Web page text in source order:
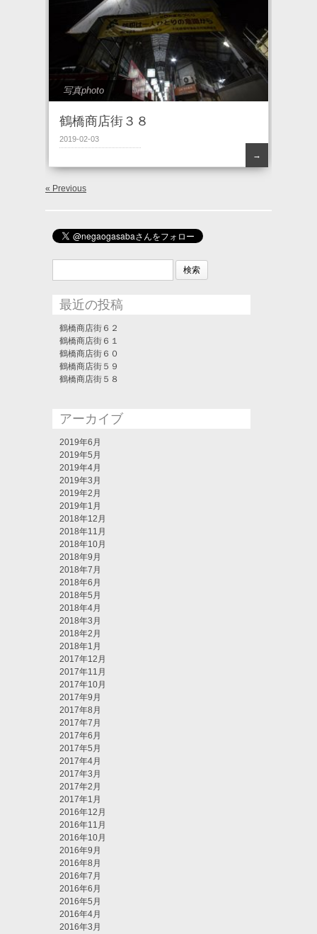
写真photo
鶴橋商店街３８
2019-02-03
→
« Previous
検
最近の投稿
鶴橋商店街６２
鶴橋商店街６１
鶴橋商店街６０
鶴橋商店街５９
鶴橋商店街５８
アーカイブ
2019年6月
2019年5月
2019年4月
2019年3月
2019年2月
2019年1月
2018年12月
2018年11月
2018年10月
2018年9月
2018年7月
2018年6月
2018年5月
2018年4月
2018年3月
2018年2月
2018年1月
2017年12月
2017年11月
2017年10月
2017年9月
2017年8月
2017年7月
2017年6月
2017年5月
2017年4月
2017年3月
2017年2月
2017年1月
2016年12月
2016年11月
2016年10月
2016年9月
2016年8月
2016年7月
2016年6月
2016年5月
2016年4月
2016年3月